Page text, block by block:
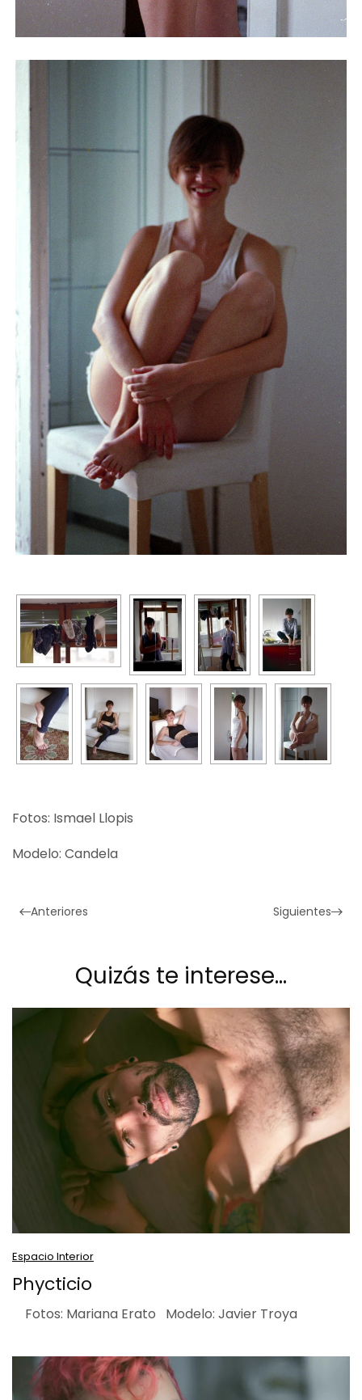
Fotos: Ismael Llopis
Modelo: Candela
Anteriores Siguientes
Quizás te interese…
Espacio Interior
Phycticio
Fotos: Mariana Erato Modelo: Javier Troya